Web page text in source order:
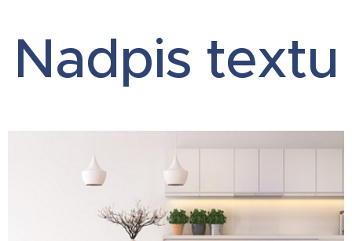
Nadpis textu